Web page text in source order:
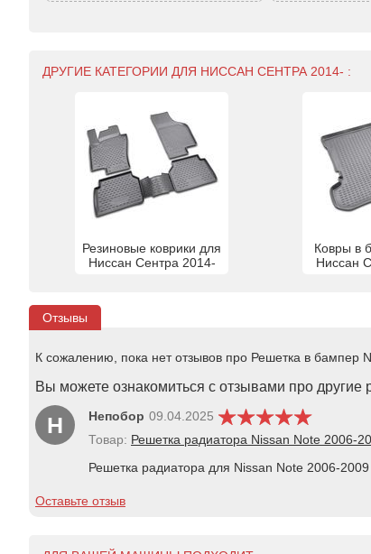
ДРУГИЕ КАТЕГОРИИ ДЛЯ НИССАН СЕНТРА 2014- :
Резиновые коврики для
Ниссан Сентра 2014-
Ковры в
Ниссан
Отзывы
К сожалению, пока нет отзывов про Решетка в бампер
Вы можете ознакомиться с отзывами про
Н Непобор 09.04.2025
Товар: Решетка радиатора Nissan Note 2006-
Решетка радиатора для Nissan Note 2006-
Оставьте отзыв